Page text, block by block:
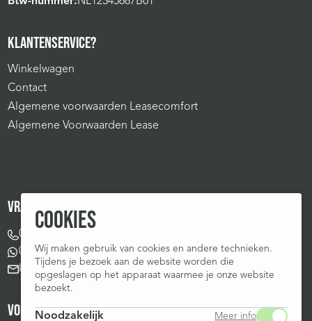
KLANTENSERVICE?
Winkelwagen
Contact
Algemene voorwaarden Leasecomfort
Algemene Voorwaarden Lease
VRAGEN?
075-207 1075
075-207 1075
klantenservice@leasecomfort.nl
VOLG ONS OP:
COOKIES
Wij maken gebruik van cookies en andere technieken.
Tijdens je bezoek aan de website worden die
opgeslagen op het apparaat waarmee je onze website
bezoekt.
Noodzakelijk Meer info